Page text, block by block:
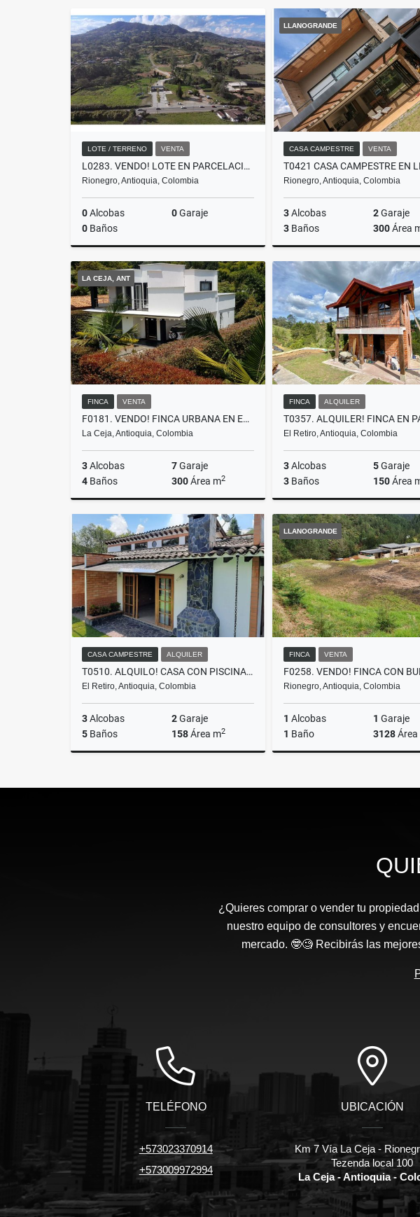
Alquiler
$2.400.000 $770.000.000
LOTE / TERRENO VENTA
L0283. VENDO! LOTE EN PARCELACIÓN DE ALTA VALORIZACIÓN EN RIONEGRO
Rionegro, Antioquia, Colombia
0Alcobas 0Garaje
0 Baños
Venta
$750.000.000
LLANOGRANDE
CASA CAMPESTRE VENTA
Rionegro, Antioquia, Colombia
3Alcobas 2Garaje
3 Baños 300Área
Venta
$2.400.000.000
LA CEJA, ANT
FINCA VENTA
F0181. VENDO! FINCA URBANA EN EXCELENTE AMBIENTE CAMPESTRE LA CEJA
La Ceja, Antioquia, Colombia
3Alcobas 7Garaje
4 Baños 300Área m2
Venta
$1.120.000.000
FINCA ALQUILER
El Retiro, Antioquia, Colombia
3Alcobas 5Garaje
3 Baños 150Área
$7.000.000
CASA CAMPESTRE ALQUILER
T0510. ALQUILO! CASA CON PISCINA Y EXCELENTES ESPACIOS EN EL RETIRO
El Retiro, Antioquia, Colombia
3Alcobas 2Garaje
5 Baños 158Área m2
$6.500.000
LLANOGRANDE
FINCA VENTA
Rionegro, Antioquia, Colombia
1 Alcobas 1 Garaje
1 Baño 3128Área
$600.000.000
¿Quieres comprar o vender tu
nuestro equipo de consultores y
mercado. 🤓🧐 Recibirás las
TELÉFONO
+573023370914
+573009972994
UBICACIÓN
Km 7 Vía La Ceja -
Tezenda local 100
La Ceja - Antioquia -